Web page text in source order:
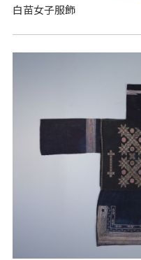
白苗女子服飾